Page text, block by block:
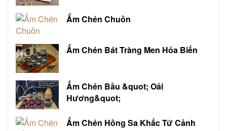
Ấm Chén Chuồn
Ấm Chén Bát Tràng Men Hỏa Biến
Ấm Chén Bầu &quot; Oải
Hương&quot;
Ấm Chén Hồng Sa Khắc Tứ Cảnh